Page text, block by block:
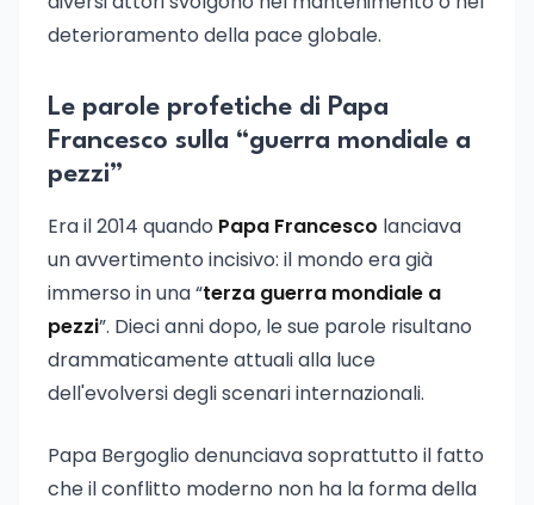
deterioramento della pace globale.
Le parole profetiche di Papa
Francesco sulla “guerra mondiale a
pezzi”
Era il 2014 quando Papa Francesco lanciava
un avvertimento incisivo: il mondo era già
immerso in una “terza guerra mondiale a
pezzi”. Dieci anni dopo, le sue parole risultano
drammaticamente attuali alla luce
dell'evolversi degli scenari internazionali.
Papa Bergoglio denunciava soprattutto il fatto
che il conflitto moderno non ha la forma della